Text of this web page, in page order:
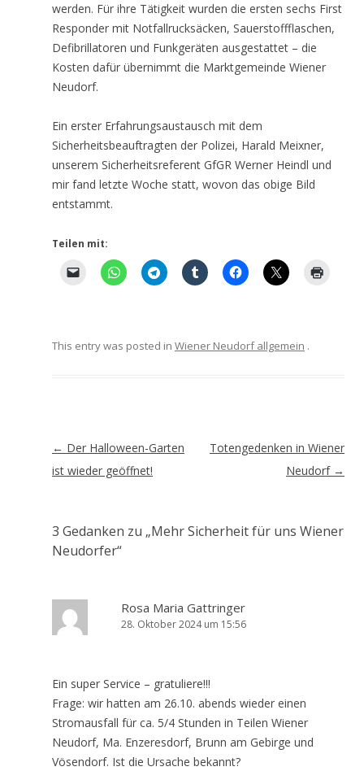
werden. Für ihre Tätigkeit wurden die ersten sechs First
Responder mit Notfallrucksäcken, Sauerstoffflaschen,
Defibrillatoren und Funkgeräten ausgestattet – die
Kosten dafür übernimmt die Marktgemeinde Wiener
Neudorf.
Ein erster Erfahrungsaustausch mit dem
Sicherheitsbeauftragten der Polizei, Harald Meixner,
unserem Sicherheitsreferent GfGR Werner Heindl und
mir fand letzte Woche statt, wovon das obige Bild
entstammt.
Teilen mit:
This entry was posted in Wiener Neudorf allgemein .
Artikel-
Navigation
← Der Halloween-Garten
ist wieder geöffnet!
Totengedenken in Wiener
Neudorf →
3 Gedanken zu „Mehr Sicherheit für uns Wiener
Neudorfer“
Rosa Maria Gattringer
28. Oktober 2024 um 15:56
Ein super Service – gratuliere!!!
Frage: wir hatten am 26.10. abends wieder einen
Stromausfall für ca. 5/4 Stunden in Teilen Wiener
Neudorf, Ma. Enzeresdorf, Brunn am Gebirge und
Vösendorf. Ist die Ursache bekannt?